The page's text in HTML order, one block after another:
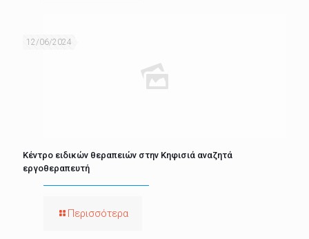
12/06/2024
Κέντρο ειδικών θεραπειών στην Κηφισιά αναζητά
εργοθεραπευτή
Περισσότερα